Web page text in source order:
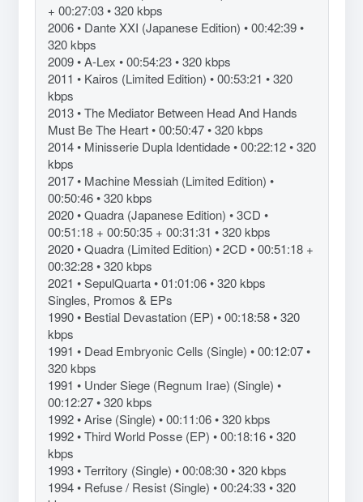
+ 00:27:03 • 320 kbps
2006 • Dante XXI (Japanese Edition) • 00:42:39 •
320 kbps
2009 • A-Lex • 00:54:23 • 320 kbps
2011 • Kairos (Limited Edition) • 00:53:21 • 320
kbps
2013 • The Mediator Between Head And Hands
Must Be The Heart • 00:50:47 • 320 kbps
2014 • Minisserie Dupla Identidade • 00:22:12 • 320
kbps
2017 • Machine Messiah (Limited Edition) •
00:50:46 • 320 kbps
2020 • Quadra (Japanese Edition) • 3CD •
00:51:18 + 00:50:35 + 00:31:31 • 320 kbps
2020 • Quadra (Limited Edition) • 2CD • 00:51:18 +
00:32:28 • 320 kbps
2021 • SepulQuarta • 01:01:06 • 320 kbps
Singles, Promos & EPs
1990 • Bestial Devastation (EP) • 00:18:58 • 320
kbps
1991 • Dead Embryonic Cells (Single) • 00:12:07 •
320 kbps
1991 • Under Siege (Regnum Irae) (Single) •
00:12:27 • 320 kbps
1992 • Arise (Single) • 00:11:06 • 320 kbps
1992 • Third World Posse (EP) • 00:18:16 • 320
kbps
1993 • Territory (Single) • 00:08:30 • 320 kbps
1994 • Refuse / Resist (Single) • 00:24:33 • 320